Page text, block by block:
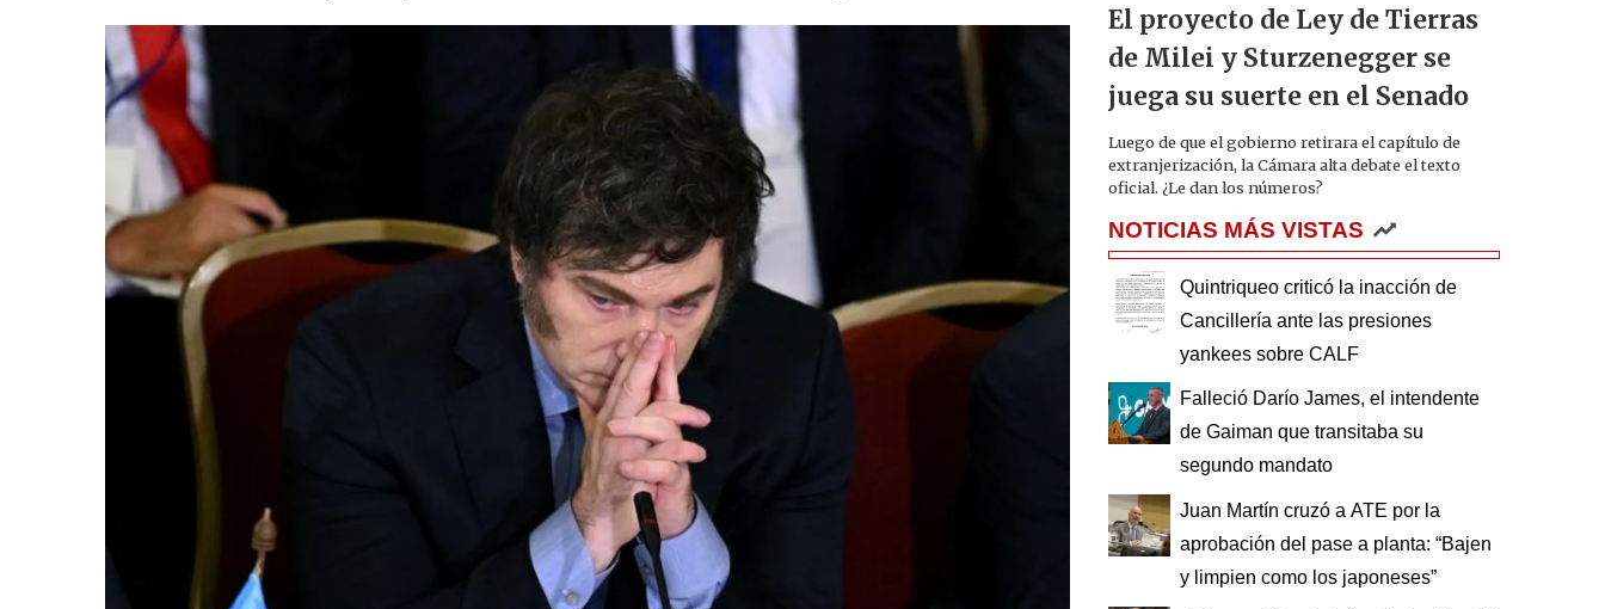
El proyecto de Ley de Tierras
de Milei y Sturzenegger se
juega su suerte en el Senado
Luego de que el gobierno retirara el capítulo de
extranjerización, la Cámara alta debate el texto
oficial. ¿Le dan los números?
NOTICIAS MÁS VISTAS
Quintriqueo criticó la inacción de
Cancillería ante las presiones
yankees sobre CALF
Falleció Darío James, el intendente
de Gaiman que transitaba su
segundo mandato
Juan Martín cruzó a ATE por la
aprobación del pase a planta: “Bajen
y limpien como los japoneses”